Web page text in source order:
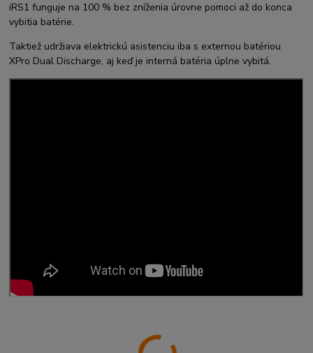
iRS1 funguje na 100 % bez zníženia úrovne pomoci až do konca
vybitia batérie.
Taktiež udržiava elektrickú asistenciu iba s externou batériou
XPro Dual Discharge, aj keď je interná batéria úplne vybitá.